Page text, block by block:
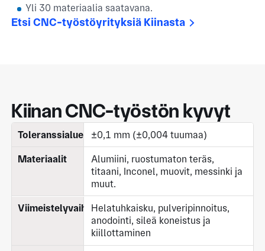
Yli 30 materiaalia saatavana.
Etsi CNC-työstöyrityksiä Kiinasta
Kiinan CNC-työstön kyvyt
Toleranssialue ±0,1 mm (±0,004 tuumaa)
Materiaalit
Alumiini, ruostumaton teräs,
titaani, Inconel, muovit, messinki ja
muut.
ViimeistelyvaihtoehdotHelatuhkaisku, pulveripinnoitus,
anodointi, sileä koneistus ja
kiillottaminen